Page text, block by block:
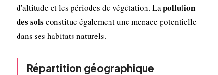
d'altitude et les périodes de végétation. Lapollution
des sols constitue également une menace potentielle
dans ses habitats naturels.
Répartition géographique